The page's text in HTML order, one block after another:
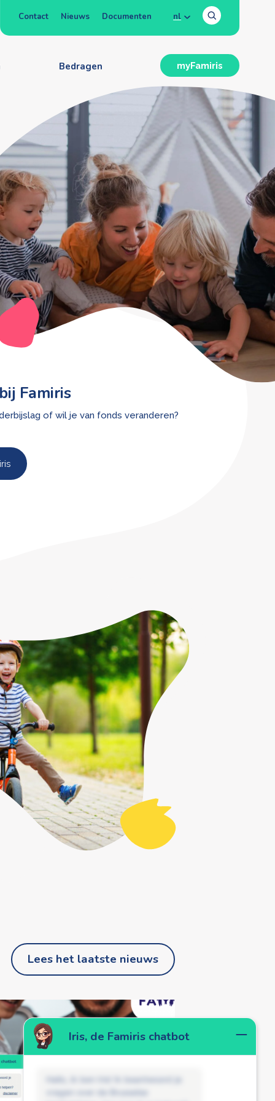
Iris, de Famiris chatbot
Hallo, ik ben Iris! Ik beantwoord je
vragen over de Brusselse
Contact Nieuws Documenten nl
Bedragen myFamiris
Famiris
of wil je van fonds veranderen?
Lees het laatste nieuws